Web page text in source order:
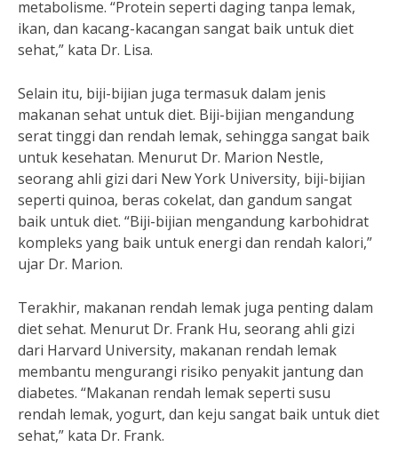
metabolisme. “Protein seperti daging tanpa lemak,
ikan, dan kacang-kacangan sangat baik untuk diet
sehat,” kata Dr. Lisa.
Selain itu, biji-bijian juga termasuk dalam jenis
makanan sehat untuk diet. Biji-bijian mengandung
serat tinggi dan rendah lemak, sehingga sangat baik
untuk kesehatan. Menurut Dr. Marion Nestle,
seorang ahli gizi dari New York University, biji-bijian
seperti quinoa, beras cokelat, dan gandum sangat
baik untuk diet. “Biji-bijian mengandung karbohidrat
kompleks yang baik untuk energi dan rendah kalori,”
ujar Dr. Marion.
Terakhir, makanan rendah lemak juga penting dalam
diet sehat. Menurut Dr. Frank Hu, seorang ahli gizi
dari Harvard University, makanan rendah lemak
membantu mengurangi risiko penyakit jantung dan
diabetes. “Makanan rendah lemak seperti susu
rendah lemak, yogurt, dan keju sangat baik untuk diet
sehat,” kata Dr. Frank.